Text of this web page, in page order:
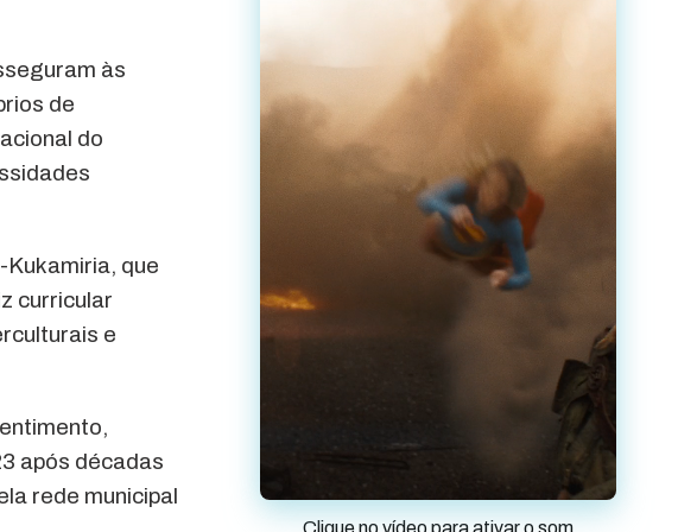
às
de
do
que
curricular
e
após décadas
rede municipal